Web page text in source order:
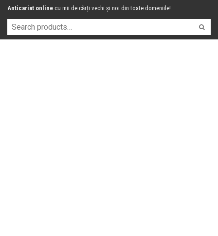
Anticariat online cu mii de cărți vechi și noi din toate domeniile!